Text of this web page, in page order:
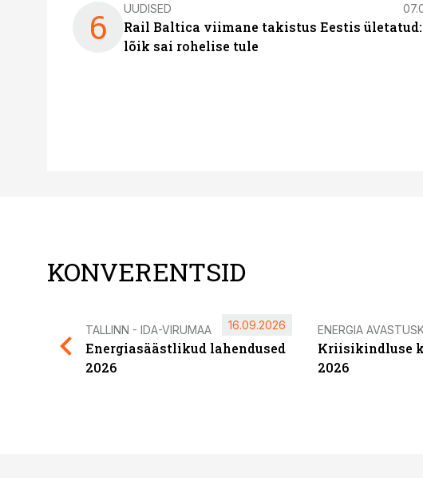
6 UUDISED
Rail Baltica viimane takistus Eestis
lõik sai rohelise tule
KONVERENTSID
TALLINN - IDA-VIRUMAA
Energiasäästlikud lahendused
2026
16.09.2026 ENERGIA
Kriisikindluse
2026